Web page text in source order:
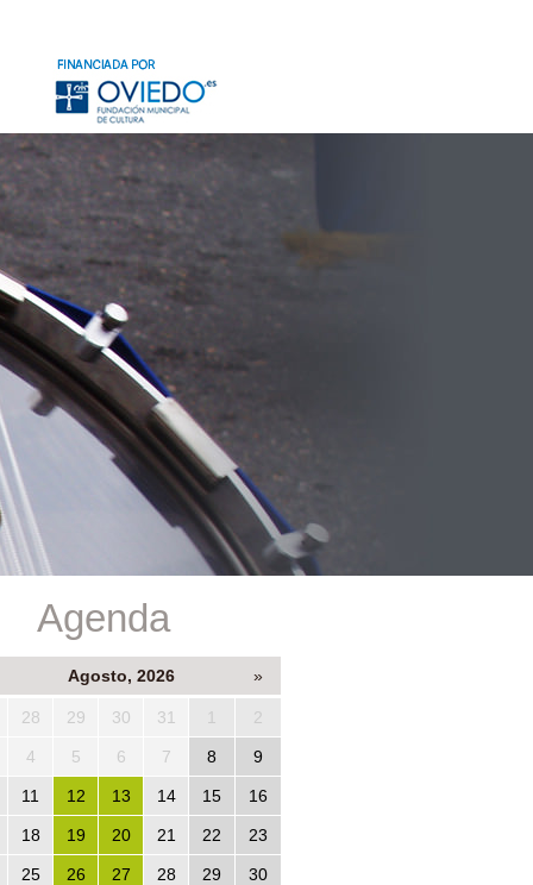
Agenda
Agosto, 2026 »
28 29 30 31 1 2
4 5 6 7 8 9
11 12 13 14 15 16
18 19 20 21 22 23
25 26 27 28 29 30